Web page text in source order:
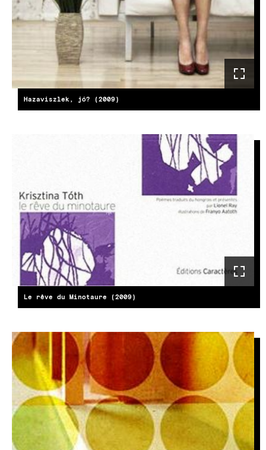
Hazaviszlek, jó? (2009)
Le rêve du Minotaure (2009)
KÉP